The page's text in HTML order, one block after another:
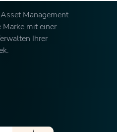
Management
mit einer
Ihrer